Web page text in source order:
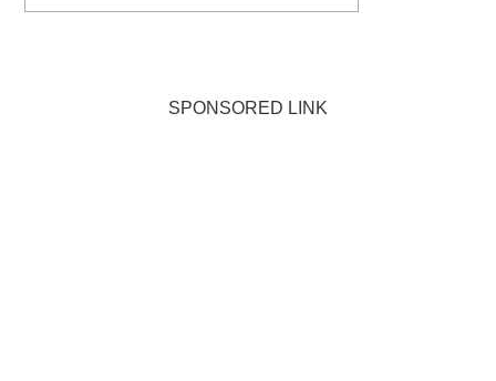
SPONSORED LINK